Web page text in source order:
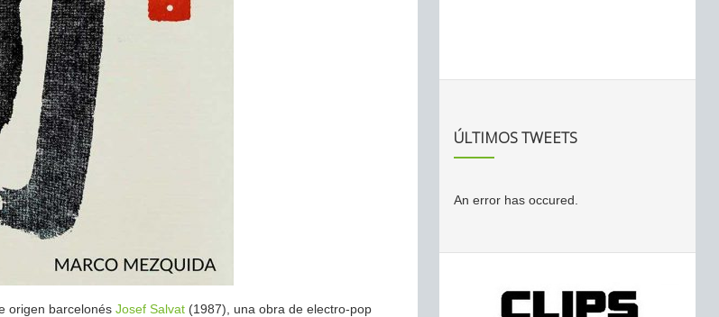
origen barcelonés Josef Salvat (1987), una obra de electro-pop
ÚLTIMOS TWEETS
An error has occured.